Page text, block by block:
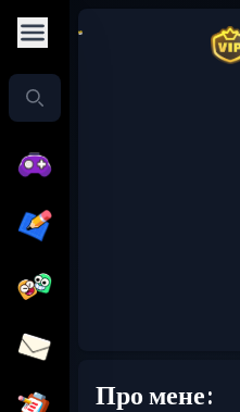
Про мене: